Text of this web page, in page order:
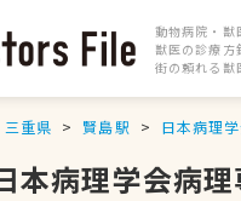
動物病院・獣
獣医の診療方
街の頼れる
三重県 賢島駅 日本病理
本病理学会病